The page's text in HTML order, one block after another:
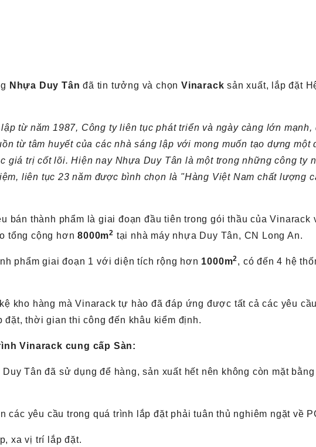
Nhựa Duy Tânđã tin tưởng và chọnVinarack sản xuất, lắp đặt
từ năm 1987, Công ty liên tục phát triển và ngày càng lớn
từ tâm huyết của các nhà sáng lập với mong muốn tạo dựng một
giá trị cốt lõi. Hiện nay Nhựa Duy Tân là một trong những công ty
liên tục 23 năm được bình chọn là "Hàng Việt Nam chất lượng
bán thành phẩm là giai đoạn đầu tiên trong gói thầu của Vinarack
tổng cộng hơn8000m2 tại nhà máy nhựa Duy Tân, CN Long An.
phẩm giai đoạn 1 với diện tích rộng hơn 1000m2, có đến 4 hệ
kho hàng mà Vinarack tự hào đã đáp ứng được tất cả các yêu
thời gian thi công đến khâu kiểm định.
Vinarack cung cấp Sàn:
Tân đã sử dụng để hàng, sản xuất hết nên không còn mặt
các yêu cầu trong quá trình lắp đặt phải tuân thủ nghiêm ngặt về
xa vị trí lắp đặt.